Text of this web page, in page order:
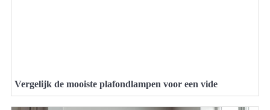
Vergelijk de mooiste plafondlampen voor een vide